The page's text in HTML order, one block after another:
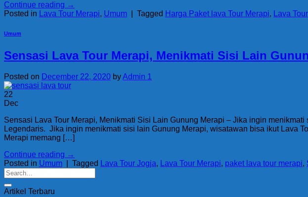
Continue reading →
Posted in Lava Tour Merapi, Umum Tagged Harga Paket lava Tour Merapi, Lava
Umum
Sensasi Lava Tour Merapi, Menikmati Sisi Lain
Posted on December 22, 2020 byAdmin 1
22
Dec
Sensasi Lava Tour Merapi, Menikmati Sisi Lain Gunung Merapi – Jika ingin
Legendaris. Jika ingin menikmati sisi lain Gunung Merapi, wisatawan bisa ikut Lava
Merapi memang […]
Continue reading →
Posted in Umum Tagged Lava Tour Jogja, Lava Tour Merapi, paket lava tour merapi,
Artikel Terbaru